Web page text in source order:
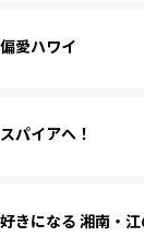
愛ハワイ
パイアへ！
きになる 湘南・